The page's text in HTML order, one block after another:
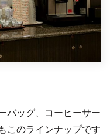
バッグ、コーヒーサー
このラインナップです